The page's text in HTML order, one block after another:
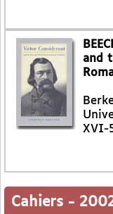
and
XVI-
Cahiers -